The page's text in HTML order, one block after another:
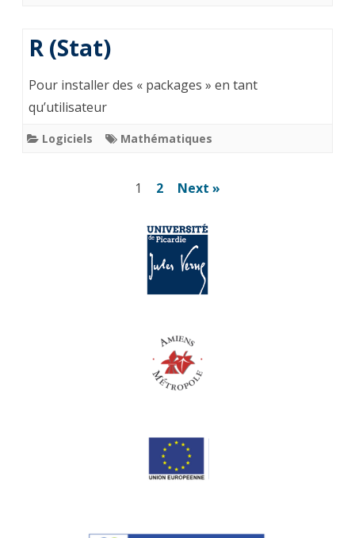
R (Stat)
Pour installer des « packages » en tant
qu’utilisateur
Logiciels Mathématiques
1 2 Next »